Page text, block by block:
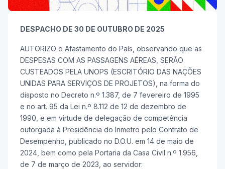
DESPACHO DE 30 DE OUTUBRO DE 2025
AUTORIZO o Afastamento do País, observando que as
DESPESAS COM AS PASSAGENS AÉREAS, SERÃO
CUSTEADOS PELA UNOPS (ESCRITÓRIO DAS NAÇÕES
UNIDAS PARA SERVIÇOS DE PROJETOS), na forma do
disposto no Decreto n.º 1.387, de 7 fevereiro de 1995
e no art. 95 da Lei n.º 8.112 de 12 de dezembro de
1990, e em virtude de delegação de competência
outorgada à Presidência do Inmetro pelo Contrato de
Desempenho, publicado no D.O.U. em 14 de maio de
2024, bem como pela Portaria da Casa Civil n.º 1.956,
de 7 de março de 2023, ao servidor: